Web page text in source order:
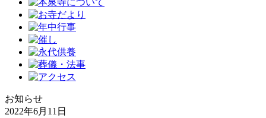
お知らせ
2022年6月11日